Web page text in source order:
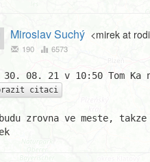
Miroslav Suchý <mirek at
190 6573
citaci
zrovna ve meste,